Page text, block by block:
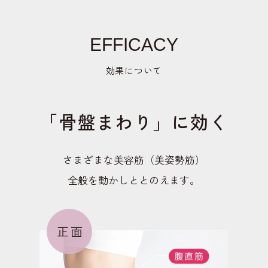
EFFICACY
効果について
「骨盤まわり」に効く
さまざまな美容筋（美姿勢筋）
全般を動かしととのえます。
正面